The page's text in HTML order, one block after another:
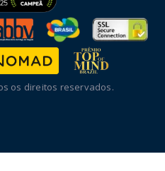
os direitos reservados.